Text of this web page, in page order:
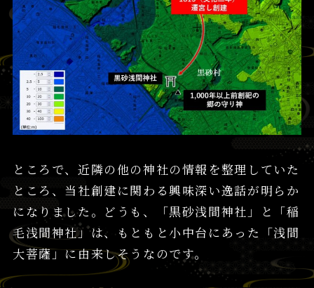
ところで、近隣の他の神社の情報を整理していた
ところ、当社創建に関わる興味深い逸話が明らか
になりました。どうも、「黒砂浅間神社」と「稲
毛浅間神社」は、もともと小中台にあった「浅間
大菩薩」に由来しそうなのです。